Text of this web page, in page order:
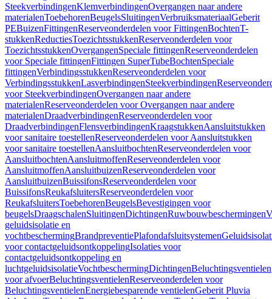
SteekverbindingenKlemverbindingenOvergangen naar andere
materialenToebehorenBeugelsSluitingenVerbruiksmateriaalGeberit
PEBuizenFittingenReserveonderdelen voor FittingenBochtenT-
stukkenReductiesToezichtsstukkenReserveonderdelen voor
ToezichtsstukkenOvergangenSpeciale fittingenReserveonderdelen
voor Speciale fittingenFittingen SuperTubeBochtenSpeciale
fittingenVerbindingsstukkenReserveonderdelen voor
VerbindingsstukkenLasverbindingenSteekverbindingen
voor SteekverbindingenOvergangen naar andere
materialenReserveonderdelen voor Overgangen naar andere
materialenDraadverbindingenReserveonderdelen voor
DraadverbindingenFlensverbindingenKraagstukkenAansluitstukken
voor sanitaire toestellenReserveonderdelen voor Aansluitstukken
voor sanitaire toestellenAansluitbochtenReserveonderdelen voor
AansluitbochtenAansluitmoffenReserveonderdelen voor
AansluitmoffenAansluitbuizenReserveonderdelen voor
AansluitbuizenBuissifonsReserveonderdelen voor
BuissifonsReukafsluitersReserveonderdelen voor
ReukafsluitersToebehorenBeugelsBevestigingen voor
beugelsDraagschalenSluitingenDichtingenRuwbouwbeschermingen
geluidsisolatie en
vochtbeschermingBrandpreventiePlafondafsluitsystemen
voor contactgeluidsontkoppelingIsolaties voor
contactgeluidsontkoppeling en
luchtgeluidsisolatieVochtbeschermingDichtingenBeluchtingsventielen
voor afvoerBeluchtingsventielenReserveonderdelen voor
BeluchtingsventielenEnergiebesparende ventielenGeberit Pluvia